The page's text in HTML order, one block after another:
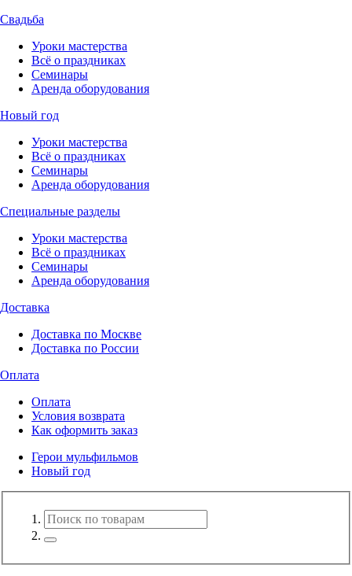
Свадьба
Уроки мастерства
Всё о праздниках
Семинары
Аренда оборудования
Новый год
Уроки мастерства
Всё о праздниках
Семинары
Аренда оборудования
Специальные разделы
Уроки мастерства
Всё о праздниках
Семинары
Аренда оборудования
Доставка
Доставка по Москве
Доставка по России
Оплата
Оплата
Условия возврата
Как оформить заказ
Герои мульфильмов
Новый год